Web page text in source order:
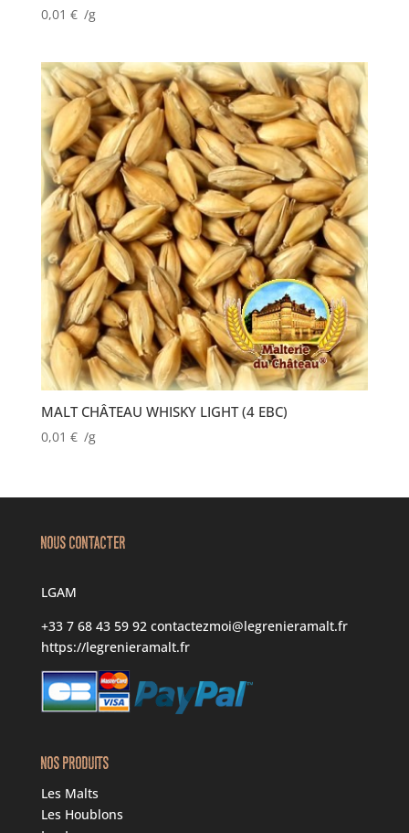
0,01 € /g
MALT CHÂTEAU WHISKY LIGHT (4 EBC)
0,01 € /g
NOUS CONTACTER
LGAM
+33 7 68 43 59 92 contactezmoi@legrenieramalt.fr
https://legrenieramalt.fr
NOS PRODUITS
Les Malts
Les Houblons